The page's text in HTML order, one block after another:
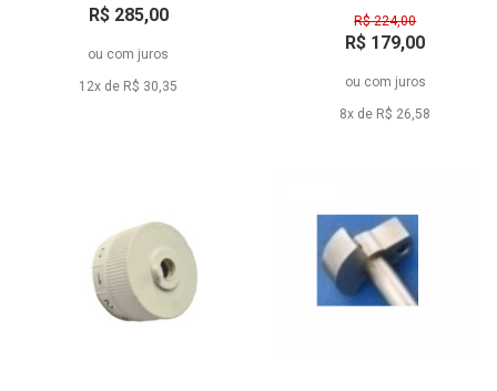
R$ 285,00
ou
12x de R$ 30,35
com juros
R$ 224,00
R$ 179,00
ou
8x de R$ 26,58
com juros